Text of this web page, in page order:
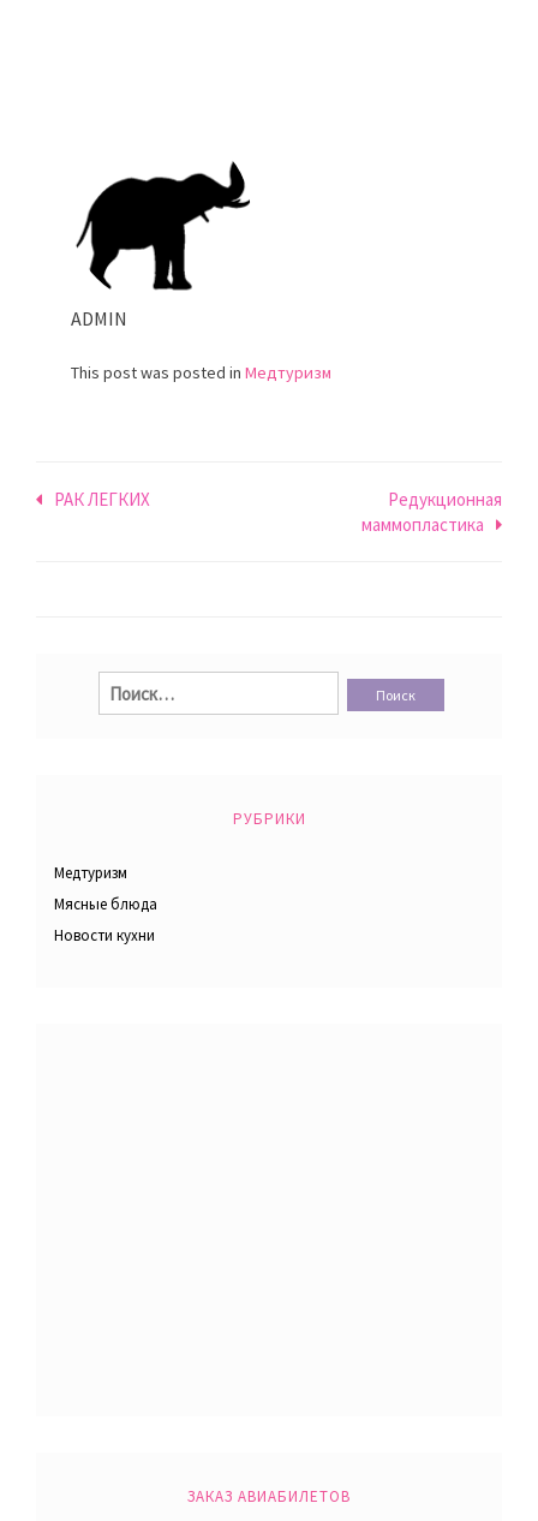
ADMIN
This post was posted in Медтуризм
Навигация
РАК ЛЕГКИХ
Редукционная
маммопластика
Найти:
РУБРИКИ
Медтуризм
Мясные блюда
Новости кухни
ЗАКАЗ АВИАБИЛЕТОВ